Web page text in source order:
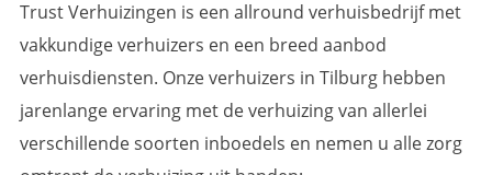
Trust Verhuizingen is een allround verhuisbedrijf met
vakkundige verhuizers en een breed aanbod
verhuisdiensten. Onze verhuizers in Tilburg hebben
jarenlange ervaring met de verhuizing van allerlei
verschillende soorten inboedels en nemen u alle zorg